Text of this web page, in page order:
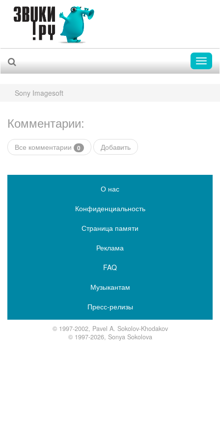
Sony Imagesoft
Комментарии:
Все комментарии 0 Добавить
О нас
Конфиденциальность
Страница памяти
Реклама
FAQ
Музыкантам
Пресс-релизы
© 1997-2002, Pavel A. Sokolov-Khodakov
© 1997-2026, Sonya Sokolova